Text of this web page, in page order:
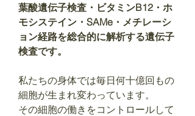
葉酸遺伝子検査・ビタミンB12・ホ
モシステイン・SAMe・メチレーシ
ョン経路を総合的に解析する遺伝子
検査です。
私たちの身体では毎日何十億回もの
細胞が生まれ変わっています。
その細胞の働きをコントロールして